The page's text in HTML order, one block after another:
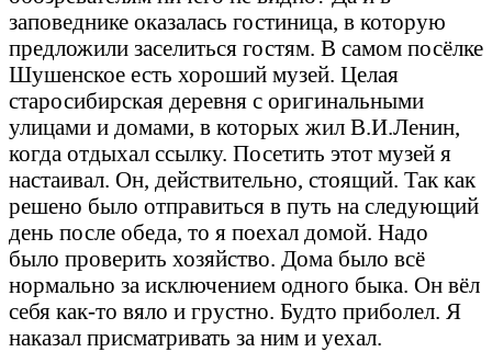
заповеднике оказалась гостиница, в которую
предложили заселиться гостям. В самом посёлке
Шушенское есть хороший музей. Целая
старосибирская деревня с оригинальными
улицами и домами, в которых жил В.И.Ленин,
когда отдыхал ссылку. Посетить этот музей я
настаивал. Он, действительно, стоящий. Так как
решено было отправиться в путь на следующий
день после обеда, то я поехал домой. Надо
было проверить хозяйство. Дома было всё
нормально за исключением одного быка. Он вёл
себя как-то вяло и грустно. Будто приболел. Я
наказал присматривать за ним и уехал.